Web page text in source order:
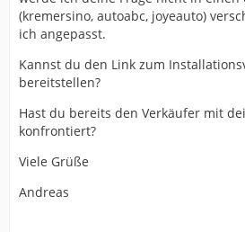
(kremersino, autoabc, joyeauto)
ich angepasst.
Kannst du den Link zum
bereitstellen?
Hast du bereits den Verkäufer mit
konfrontiert?
Viele Grüße
Andreas